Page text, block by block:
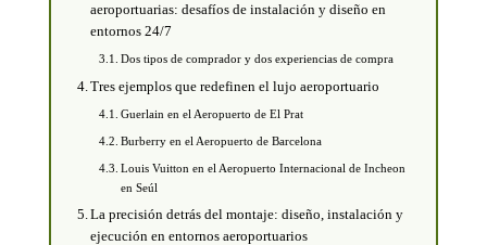
aeroportuarias: desafíos de instalación y diseño en
entornos 24/7
Dos tipos de comprador y dos experiencias de compra
Tres ejemplos que redefinen el lujo aeroportuario
Guerlain en el Aeropuerto de El Prat
Burberry en el Aeropuerto de Barcelona
Louis Vuitton en el Aeropuerto Internacional de Incheon
en Seúl
La precisión detrás del montaje: diseño, instalación y
ejecución en entornos aeroportuarios